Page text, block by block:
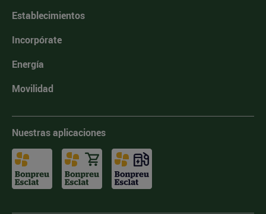
Establecimientos
Incorpórate
Energía
Movilidad
Nuestras aplicaciones